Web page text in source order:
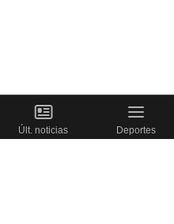
Últ. noticias Deportes